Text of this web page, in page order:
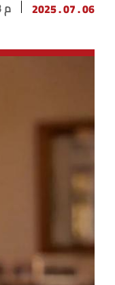
06 . 07 . 2025 10 : 13 م